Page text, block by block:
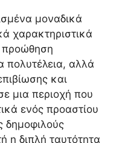
μοναδικά
χαρακτηριστικά
προώθηση
πολυτέλεια, αλλά
και
μια περιοχή που
ενός προαστίου
δημοφιλούς
η διπλή ταυτότητα